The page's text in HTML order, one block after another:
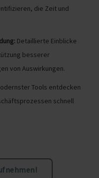
die Zeit und
Detaillierte Einblicke
besserer
von Auswirkungen.
Tools entdecken
schnell